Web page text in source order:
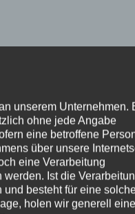
unserem Unternehmen.
ohne jede Angabe
eine betroffene
über unsere
eine Verarbeitung
Ist die
besteht für eine
holen wir generell eine